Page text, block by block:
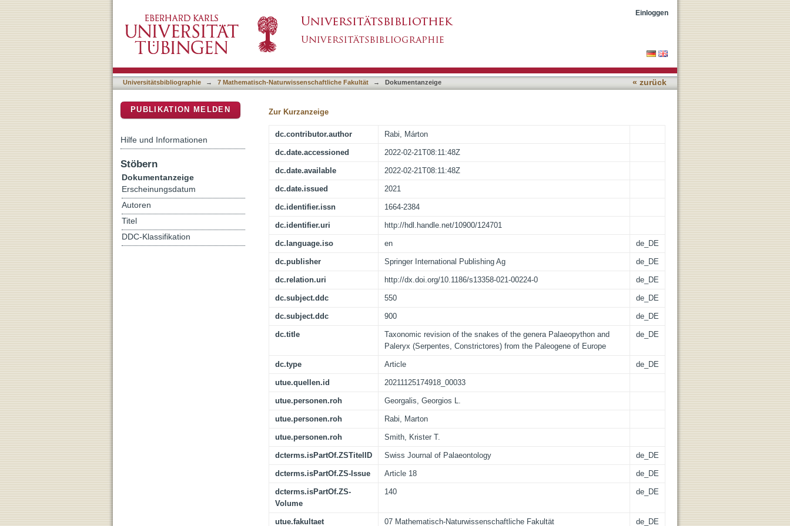
Constrictores) from the Paleogene of Europe
Einloggen
Universitätsbibliographie → 7 Mathematisch-Naturwissenschaftliche Fakultät → Dokumentanzeige « zurück
Zur Kurzanzeige
dc.contributor.author Rabi, Márton
dc.date.accessioned 2022-02-21T08:11:48Z
dc.date.available 2022-02-21T08:11:48Z
dc.date.issued 2021
dc.identifier.issn 1664-2384
dc.identifier.uri http://hdl.handle.net/10900/124701
dc.language.iso en de_DE
dc.publisher Springer International Publishing Ag de_DE
dc.relation.uri http://dx.doi.org/10.1186/s13358-021-00224-0 de_DE
dc.subject.ddc 550 de_DE
dc.subject.ddc 900 de_DE
dc.title
Taxonomic revision of the snakes of the genera Palaeopython and
Paleryx (Serpentes, Constrictores) from the Paleogene of Europe
de_DE
dc.type Article de_DE
utue.quellen.id 20211125174918_00033
utue.personen.roh Georgalis, Georgios L.
utue.personen.roh Rabi, Marton
utue.personen.roh Smith, Krister T.
dcterms.isPartOf.ZSTitelID Swiss Journal of Palaeontology de_DE
dcterms.isPartOf.ZS-Issue Article 18 de_DE
dcterms.isPartOf.ZS-
Volume
140 de_DE
utue.fakultaet 07 Mathematisch-Naturwissenschaftliche Fakultät de_DE
PUBLIKATION MELDEN
Hilfe und Informationen
Stöbern
Dokumentanzeige
Erscheinungsdatum
Autoren
Titel
DDC-Klassifikation